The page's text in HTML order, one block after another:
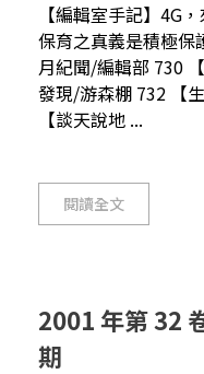
【編輯室手記】4G
保育之真義是積極保
月紀聞/編輯部 730
發現/游森棚 732 【
【談天說地 ...
閱讀全文
2001 年第 32
期